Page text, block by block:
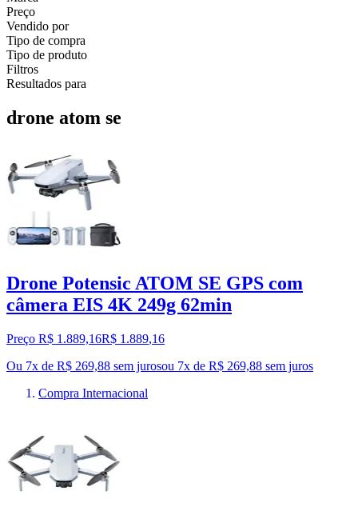
Preço
Vendido por
Tipo de compra
Tipo de produto
Filtros
Resultados para
drone atom se
Drone Potensic ATOM SE GPS com
câmera EIS 4K 249g 62min
Preço R$ 1.889,16R$ 1.889,16
Ou 7x de R$ 269,88 sem jurosou 7x de R$ 269,88 sem juros
Compra Internacional